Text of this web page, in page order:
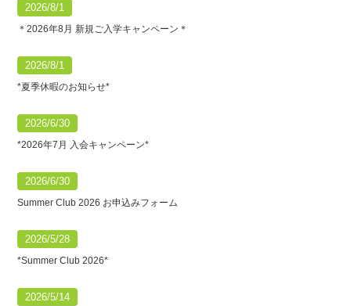
2026/8/1
＊2026年8月 新規ご入学キャンペーン＊
2026/8/1
*夏季休暇のお知らせ*
2026/6/30
*2026年7月 入会キャンペーン*
2026/6/30
Summer Club 2026 お申込みフォーム
2026/5/28
*Summer Club 2026*
2026/5/14